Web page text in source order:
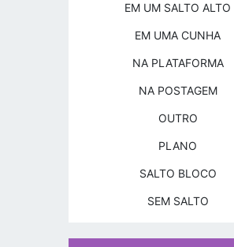
EM UM SALTO ALTO
EM UMA CUNHA
NA PLATAFORMA
NA POSTAGEM
OUTRO
PLANO
SALTO BLOCO
SEM SALTO